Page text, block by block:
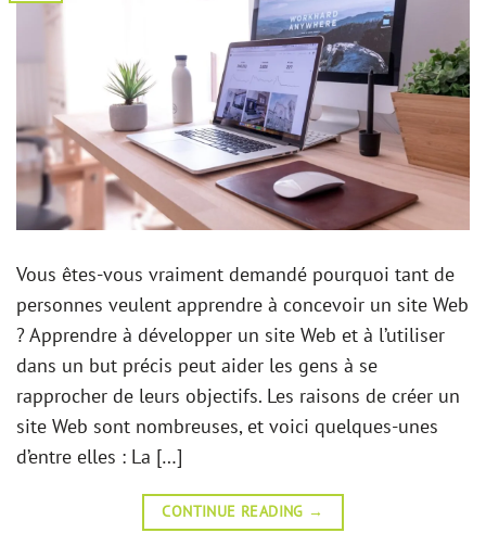
Vous êtes-vous vraiment demandé pourquoi tant de
personnes veulent apprendre à concevoir un site Web
? Apprendre à développer un site Web et à l’utiliser
dans un but précis peut aider les gens à se
rapprocher de leurs objectifs. Les raisons de créer un
site Web sont nombreuses, et voici quelques-unes
d’entre elles : La […]
CONTINUE READING →